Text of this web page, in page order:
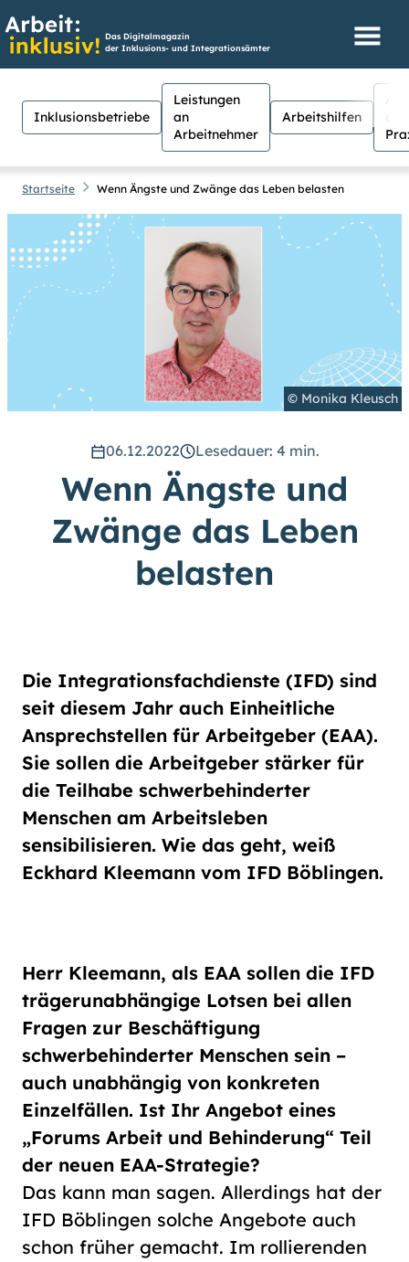
Das Digitalmagazin
der Inklusions- und Integrationsämter
Inklusionsbetriebe
Leistungen
an
Arbeitnehmer
Arbeitshilfen
Suche
Suchen
Suche schließen
Hilfen
Für Menschen mit Sehschwäche
besteht hier die Möglichkeit, den
Kontrast stärker einzustellen.
(Klicken Sie dazu beiKontrast auf
hoch.) Für eine bessere Lesbarkeit
vergrößern. (Einfach bei
Schriftgröße das Feld groß
anwählen.)
Übrigens: Unsere Videos sind mit
Untertiteln versehen.
Animationen
an
aus
Schriftgröße
normal
groß
Startseite Wenn Ängste und Zwänge das Leben belasten
© Monika Kleusch
06.12.2022 Lesedauer: 4 min.
Wenn Ängste und
Zwänge das Leben
belasten
Die Integrationsfachdienste (IFD) sind
seit diesem Jahr auch Einheitliche
Ansprechstellen für Arbeitgeber (EAA).
Sie sollen die Arbeitgeber stärker für
die Teilhabe schwerbehinderter
Menschen am Arbeitsleben
sensibilisieren. Wie das geht, weiß
Eckhard Kleemann vom IFD Böblingen.
Herr Kleemann, als EAA sollen die IFD
trägerunabhängige Lotsen bei allen
Fragen zur Beschäftigung
schwerbehinderter Menschen sein –
auch unabhängig von konkreten
Einzelfällen. Ist Ihr Angebot eines
„Forums Arbeit und Behinderung“ Teil
der neuen EAA-Strategie?
Das kann man sagen. Allerdings hat der
IFD Böblingen solche Angebote auch
schon früher gemacht. Im rollierenden